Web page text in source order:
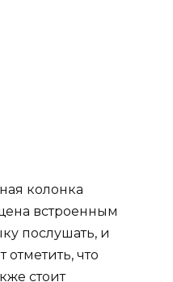
колонка
встроенным
послушать, и
что
стоит